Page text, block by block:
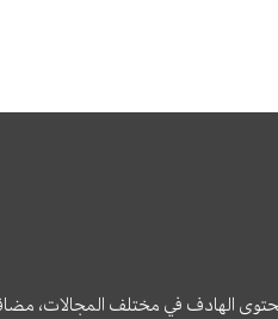
الهادف في مختلف المجالات،